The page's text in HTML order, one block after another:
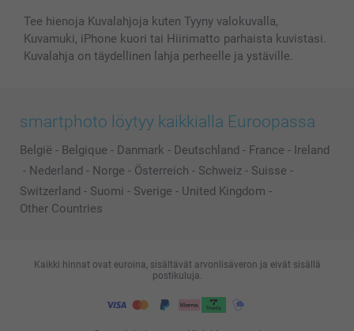
Tee hienoja Kuvalahjoja kuten Tyyny valokuvalla,
Kuvamuki, iPhone kuori tai Hiirimatto parhaista kuvistasi.
Kuvalahja on täydellinen lahja perheelle ja ystäville.
smartphoto löytyy kaikkialla Euroopassa
België - Belgique - Danmark - Deutschland - France - Ireland
- Nederland - Norge - Österreich - Schweiz - Suisse -
Switzerland - Suomi - Sverige - United Kingdom -
Other Countries
Kaikki hinnat ovat euroina, sisältävät arvonlisäveron ja eivät sisällä
postikuluja.